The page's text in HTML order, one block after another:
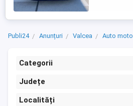
Publi24 Anunțuri Valcea Auto moto
Categorii
Județe
Localități